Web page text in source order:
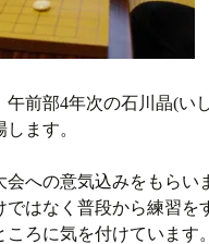
午前部4年次の石川晶(い
ます。
への意気込みをもらい
ではなく普段から練習を
ろに気を付けています